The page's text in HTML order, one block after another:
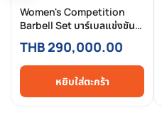
Women's Competition
Barbell Set บาร์เบลแข่งขัน
มาตรฐานสากล
THB 290,000.00
หยิบใส่ตะกร้า